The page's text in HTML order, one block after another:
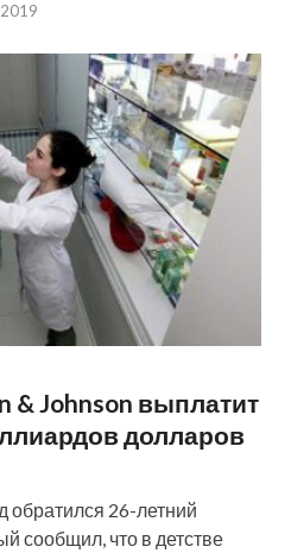
& Johnson выплатит
долларов
26-летний
сообщил, что в детстве